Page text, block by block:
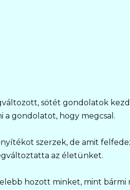
sötét gondolatok
gondolatot, hogy megcsal.
szerzek, de amit
az életünket.
hozott minket, mint bármi